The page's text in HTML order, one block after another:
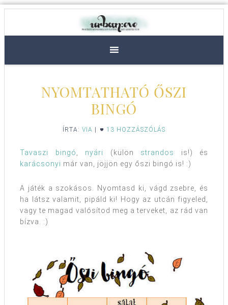
NYOMTATHATÓ ŐSZI
BINGÓ
ÍRTA: VIA 13 HOZZÁSZÓLÁS
Tavaszi bingó, nyári (külön strandos
is!) és
karácsonyi már van, jöjjön egy őszi bingó is! :)
A játék a szokásos. Nyomtasd ki, vágd zsebre, és
ha látsz valamit, pipáld ki! Hogy az utcán figyeled,
vagy te magad valósítod meg a terveket, az rád van
bízva. :)